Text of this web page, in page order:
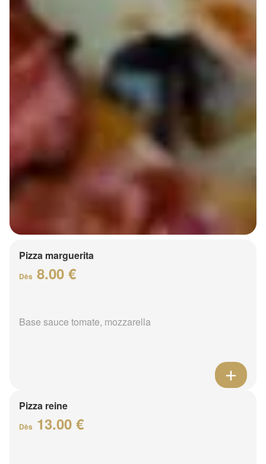
Pizza marguerita
Dès 8.00 €
Base sauce tomate, mozzarella
Pizza reine
Dès 13.00 €